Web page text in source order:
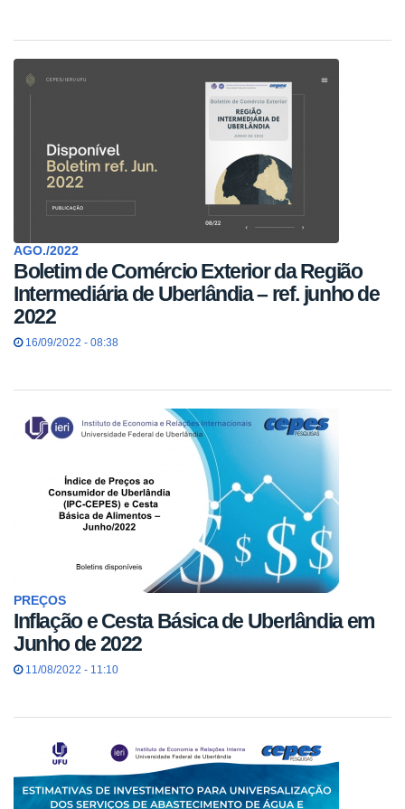
AGO./2022
Boletim de Comércio Exterior da Região
Intermediária de Uberlândia – ref. junho de
2022
16/09/2022 - 08:38
PREÇOS
Inflação e Cesta Básica de Uberlândia em
Junho de 2022
11/08/2022 - 11:10